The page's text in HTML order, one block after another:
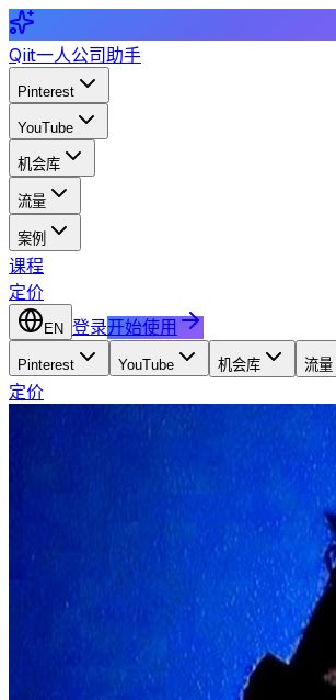
Qiit一人公司助手
Pinterest
YouTube
机会库
流量
案例
课程
定价
EN 登录开始使用
Pinterest YouTube 机会库 流量
定价